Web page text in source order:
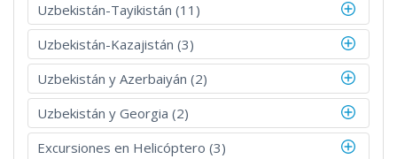
Uzbekistán-Tayikistán (11)
Uzbekistán-Kazajistán (3)
Uzbekistán y Azerbaiyán (2)
Uzbekistán y Georgia (2)
Excursiones en Helicóptero (3)